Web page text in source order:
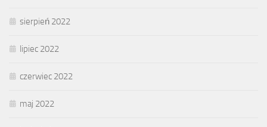
sierpień 2022
lipiec 2022
czerwiec 2022
maj 2022